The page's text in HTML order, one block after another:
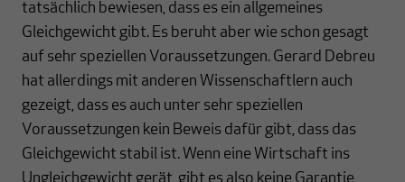
tatsächlich bewiesen, dass es ein allgemeines
Gleichgewicht gibt. Es beruht aber wie schon gesagt
auf sehr speziellen Voraussetzungen. Gerard Debreu
hat allerdings mit anderen Wissenschaftlern auch
gezeigt, dass es auch unter sehr speziellen
Voraussetzungen kein Beweis dafür gibt, dass das
Gleichgewicht stabil ist. Wenn eine Wirtschaft ins